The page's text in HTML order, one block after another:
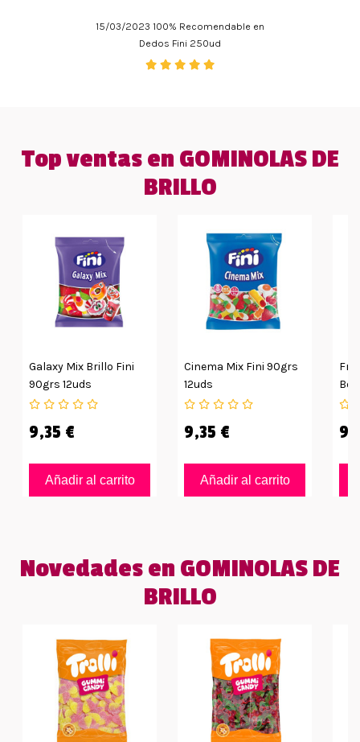
15/03/2023 100% Recomendable en
Dedos Fini 250ud
Top ventas en GOMINOLAS DE
BRILLO
Galaxy Mix Brillo Fini
90grs 12uds
9,35 €
Añadir al carrito
Cinema Mix Fini 90grs
12uds
9,35 €
Añadir al carrito
Novedades en GOMINOLAS DE
BRILLO